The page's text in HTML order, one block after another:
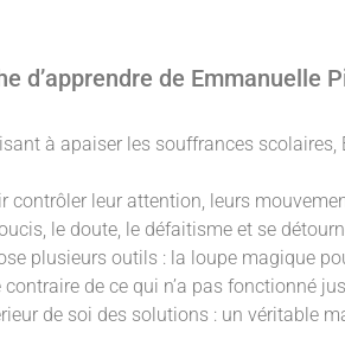
d’apprendre de Emmanuelle
à apaiser les souffrances
contrôler leur attention, leurs
le doute, le défaitisme et se
plusieurs outils : la loupe magique
de ce qui n’a pas fonctionné
de soi des solutions : un véritable